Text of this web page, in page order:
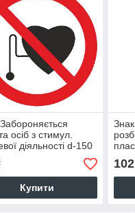
осіб з стимул.
діяльності d-150
ПВХ
Купити
102